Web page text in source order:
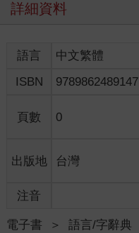
詳細資料
語言 中文繁體
ISBN
9789862489147
頁數 0
出版地 台灣
注音
電子書 ＞ 語言/字辭典